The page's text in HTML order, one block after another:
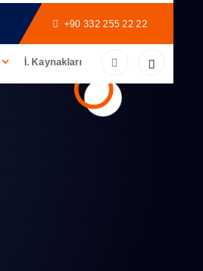
+90 332 255 22 22
İ. Kaynakları